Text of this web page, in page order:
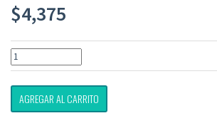
$4,375
AGREGAR AL CARRITO